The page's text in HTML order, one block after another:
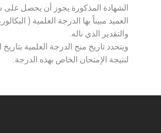
الشهادة المذكورة يجوز أن يحصل على
العميد مبيناً بها الدرجة العلمية (
والتقدير الذي ناله.
ويتحدد تاريخ منح الدرجة العلمية
لنتيجة الإمتحان الخاص بهذه الدرجة.